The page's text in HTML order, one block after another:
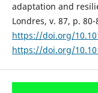
adaptation and
Londres, v. 87, p.
https://doi.org/
https://doi.org/